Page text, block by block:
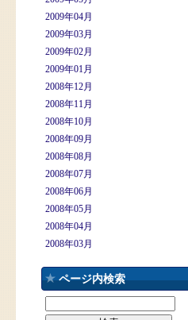
2009年04月
2009年03月
2009年02月
2009年01月
2008年12月
2008年11月
2008年10月
2008年09月
2008年08月
2008年07月
2008年06月
2008年05月
2008年04月
2008年03月
ページ内検索